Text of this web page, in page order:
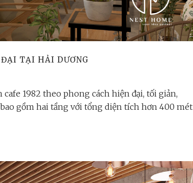
ĐẠI TẠI HẢI DƯƠNG
cafe 1982 theo phong cách hiện đại, tối giản,
gồm hai tầng với tổng diện tích hơn 400 mét